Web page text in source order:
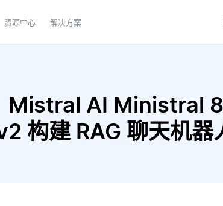
资源中心 解决方案
AI Ministral
构建 RAG 聊天机器